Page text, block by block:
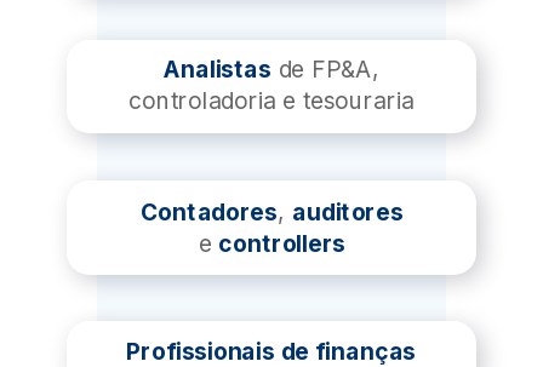
Analistas de FP&A,
controladoria e tesouraria
Profissionais de finanças
Contadores, auditores
e controllers